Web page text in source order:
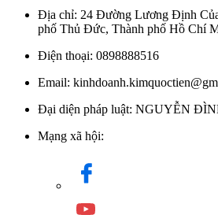
Địa chỉ: 24 Đường Lương Định
phố Thủ Đức, Thành phố Hồ Chí
Điện thoại: 0898888516
Email:
Đại diện pháp luật: NGUYỄN
Mạng xã hội: